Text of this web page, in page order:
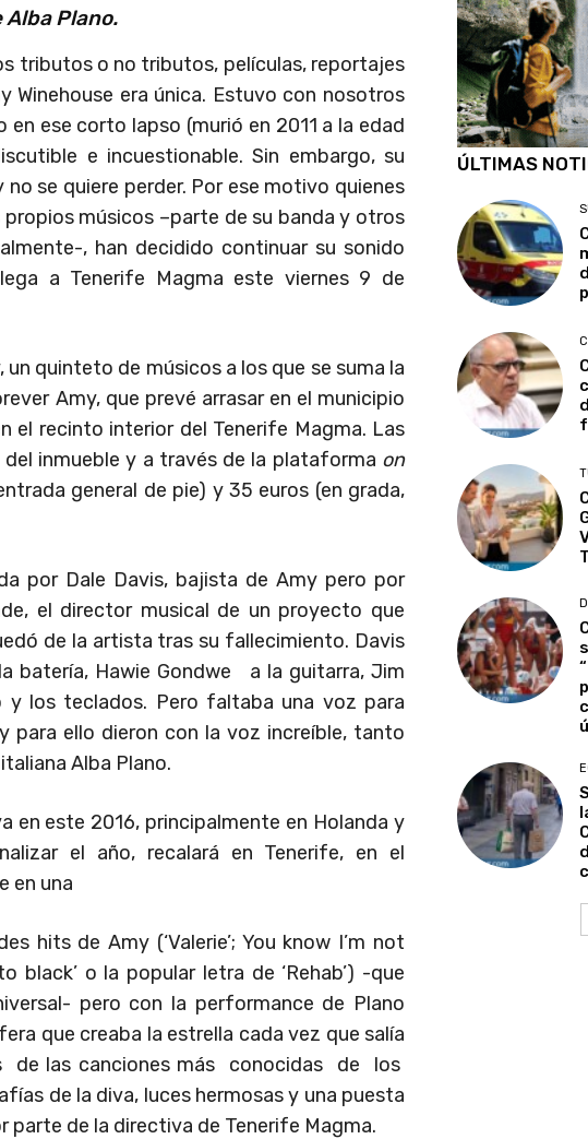
Plano.
tributos o no tributos, películas, reportajes
Winehouse era única. Estuvo con nosotros
ese corto lapso (murió en 2011 a la edad
e incuestionable. Sin embargo, su
se quiere perder. Por ese motivo quienes
músicos –parte de su banda y otros
, han decidido continuar su sonido
a Tenerife Magma este viernes 9 de
quinteto de músicos a los que se suma la
Amy, que prevé arrasar en el municipio
el recinto interior del Tenerife Magma. Las
inmueble y a través de la plataforma on
general de pie) y 35 euros (en grada,
por Dale Davis, bajista de Amy pero por
el director musical de un proyecto que
de la artista tras su fallecimiento. Davis
batería, Hawie Gondwe a la guitarra, Jim
y los teclados. Pero faltaba una voz para
para ello dieron con la voz increíble, tanto
Alba Plano.
en este 2016, principalmente en Holanda y
el año, recalará en Tenerife, en el
en una
hits de Amy (‘Valerie’; You know I’m not
black’ o la popular letra de ‘Rehab’) -que
pero con la performance de Plano
que creaba la estrella cada vez que salía
de las canciones más conocidas de los
de la diva, luces hermosas y una puesta
parte de la directiva de Tenerife Magma.
ÚLTIMAS